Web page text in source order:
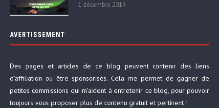
1 décembre 2014
AVERTISSEMENT
Des pages et articles de ce blog peuvent contenir des liens
d’affiliation ou être sponsorisés. Cela me permet de gagner de
petites commissions qui m’aident à entretenir ce blog, pour pouvoir
toujours vous proposer plus de contenu gratuit et pertinent !